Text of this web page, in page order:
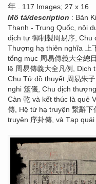
年 . 117 Images; 27 x 16
Mô tả/description : Bản
Thanh - Trung Quốc, nội
dịch tự 御制製周易序, Chu
Thượng hạ thiên nghĩa 上
tổng mục 周易傳義大全總
lệ 周易傳義大全凡例, Dịch
Chu Tử đồ thuyết 周易朱
nghi 筮儀, Chu dịch
Càn 乾 và kết thúc là quẻ
傳, Hệ từ hạ truyện 繋辭
truyện 序卦傳, và Tạp quái